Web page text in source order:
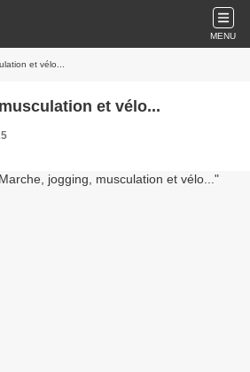
MENU
et vélo...
et vélo...